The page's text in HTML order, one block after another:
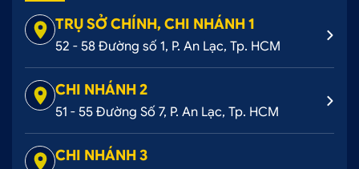
TRỤ SỞ CHÍNH, CHI NHÁNH 1
52 - 58 Đường số 1, P. An Lạc, Tp. HCM
CHI NHÁNH 2
51 - 55 Đường Số 7, P. An Lạc, Tp. HCM
CHI NHÁNH 3